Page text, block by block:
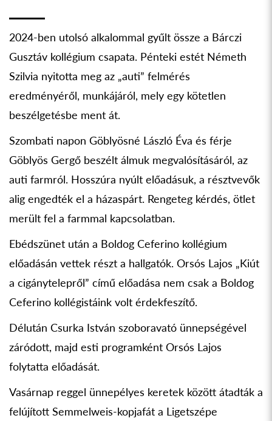
2024-ben utolsó alkalommal gyűlt össze a Bárczi
Gusztáv kollégium csapata. Pénteki estét Németh
Szilvia nyitotta meg az „auti” felmérés
eredményéről, munkájáról, mely egy kötetlen
beszélgetésbe ment át.
Szombati napon Göblyösné László Éva és férje
Göblyös Gergő beszélt álmuk megvalósításáról, az
auti farmról. Hosszúra nyúlt előadásuk, a résztvevők
alig engedték el a házaspárt. Rengeteg kérdés, ötlet
merült fel a farmmal kapcsolatban.
Ebédszünet után a Boldog Ceferino kollégium
előadásán vettek részt a hallgatók. Orsós Lajos „Kiút
a cigánytelepről” című előadása nem csak a Boldog
Ceferino kollégistáink volt érdekfeszítő.
Délután Csurka István szoboravató ünnepségével
záródott, majd esti programként Orsós Lajos
folytatta előadását.
Vasárnap reggel ünnepélyes keretek között átadták a
felújított Semmelweis-kopjafát a Ligetszépe